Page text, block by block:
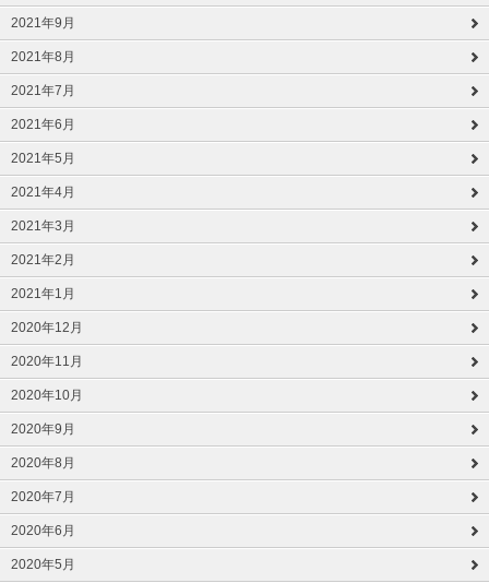
2021年9月
2021年8月
2021年7月
2021年6月
2021年5月
2021年4月
2021年3月
2021年2月
2021年1月
2020年12月
2020年11月
2020年10月
2020年9月
2020年8月
2020年7月
2020年6月
2020年5月